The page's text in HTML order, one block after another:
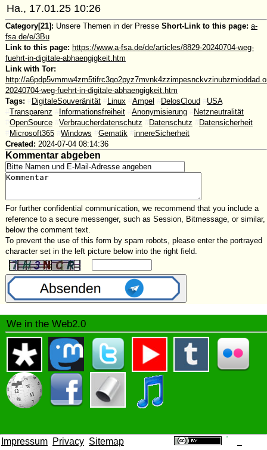
Ha., 17.01.25 10:26
Category[21]: Unsere Themen in der Presse Short-Link to this page: a-
fsa.de/e/3Bu
Link to this page: https://www.a-fsa.de/de/articles/8829-20240704-weg-
fuehrt-in-digitale-abhaengigkeit.htm
Link with Tor:
http://
20240704-weg-fuehrt-in-digitale-abhaengigkeit.htm
Tags:
DigitaleSouveränität Linux Ampel DelosCloud
USA
Transparenz Informationsfreiheit Anonymisierung
Netzneutralität
OpenSource Verbraucherdatenschutz Datenschutz
Datensicherheit
Microsoft365 Windows Gematik
innereSicherheit
Created: 2024-07-04 08:14:36
Kommentar abgeben
For further confidential communication, we recommend that you include a
reference to a secure messenger, such as Session, Bitmessage, or similar,
below the comment text.
To prevent the use of this form by spam robots, please enter the portrayed
character set in the left picture below into the right field.
We in the Web2.0
Impressum Privacy Sitemap